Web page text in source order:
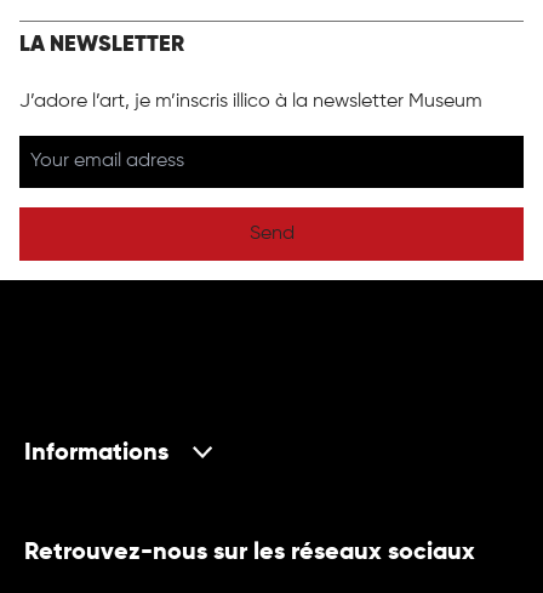
LA NEWSLETTER
J’adore l’art, je m’inscris illico à la newsletter Museum
Send
Informations
Retrouvez-nous sur les réseaux sociaux